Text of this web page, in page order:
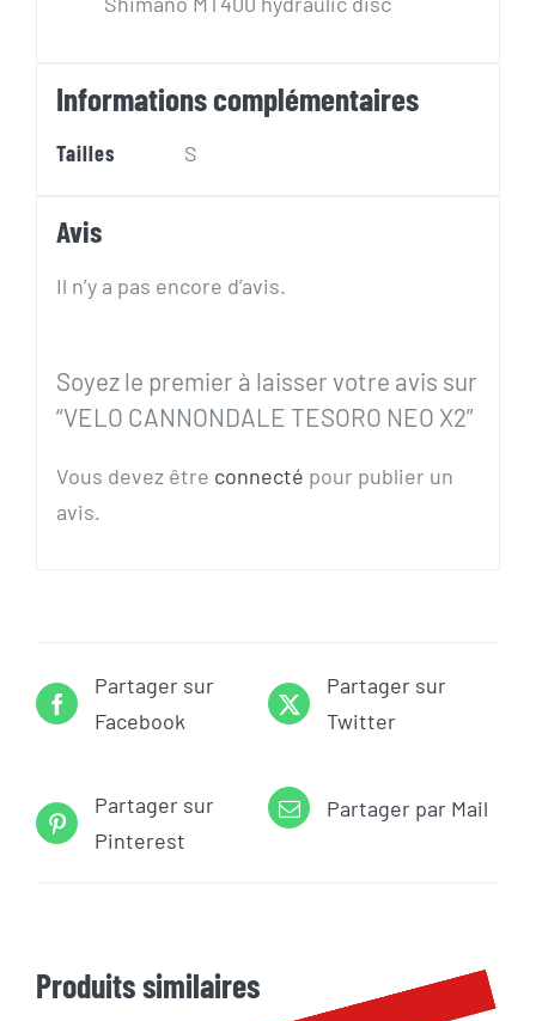
Informations complémentaires
Tailles S
Avis
Il n’y a pas encore d’avis.
Soyez le premier à laisser votre avis sur
“VELO CANNONDALE TESORO NEO X2”
Vous devez être connecté pour publier un
avis.
Partager sur
Facebook
Partager sur
Twitter
Partager sur
Pinterest
Partager par Mail
Produits similaires